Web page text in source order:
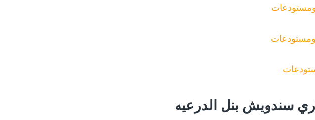
سندويش بنل الدرعيه